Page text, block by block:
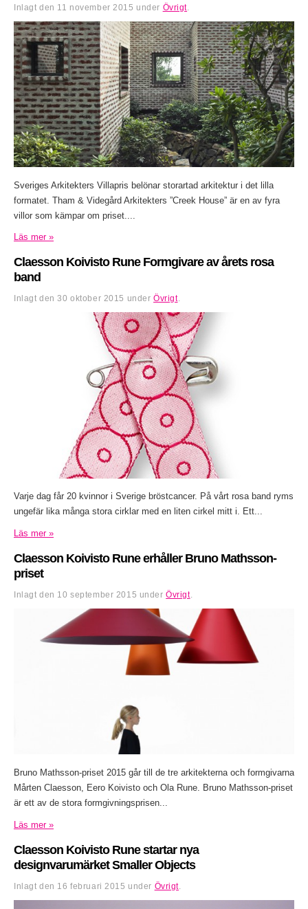
Inlagt den 11 november 2015 under Övrigt
Sveriges Arkitekters Villapris belönar storartad arkitektur i det lilla
formatet. Tham & Videgård Arkitekters ”Creek House” är en av fyra
villor som kämpar om priset....
Läs mer »
Claesson Koivisto Rune Formgivare av årets rosa
band
Inlagt den30 oktober 2015 underÖvrigt.
Varje dag får 20 kvinnor i Sverige bröstcancer. På vårt rosa band ryms
ungefär lika många stora cirklar med en liten cirkel mitt i. Ett...
Läs mer »
Claesson Koivisto Rune erhåller Bruno Mathsson-
priset
Inlagt den 10 september 2015 underÖvrigt.
Bruno Mathsson-priset 2015 går till de tre arkitekterna och formgivarna
Mårten Claesson, Eero Koivisto och Ola Rune. Bruno Mathsson-priset
är ett av de stora formgivningsprisen...
Läs mer »
Claesson Koivisto Rune startar nya
designvarumärket Smaller Objects
Inlagt den 16 februari 2015 under Övrigt